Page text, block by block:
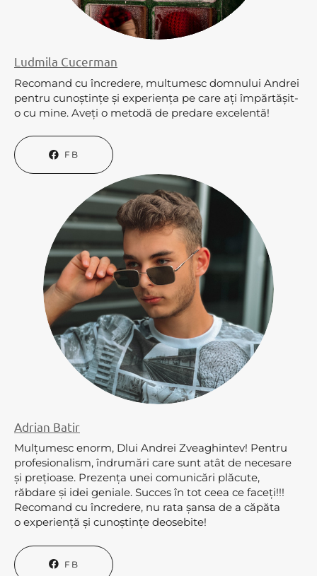
Ludmila Cucerman
Recomand cu încredere, multumesc domnului Andrei
pentru cunoștințe și experiența pe care ați împărtășit-
o cu mine. Aveți o metodă de predare excelentă!
FB
Adrian Batir
Mulțumesc enorm, Dlui Andrei Zveaghintev! Pentru
profesionalism, îndrumări care sunt atât de necesare
și prețioase. Prezența unei comunicări plăcute,
răbdare și idei geniale. Succes în tot ceea ce faceți!!!
Recomand cu încredere, nu rata șansa de a căpăta
o experiență și cunoștințe deosebite!
FB